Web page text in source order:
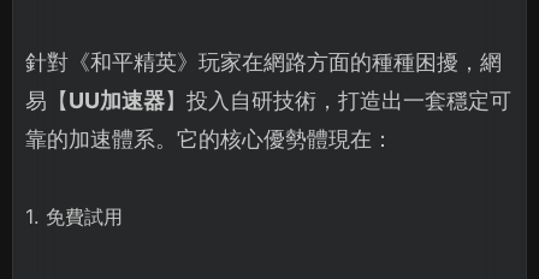
針對《和平精英》玩家在網路方面的種種困擾，網
易【UU加速器】投入自研技術，打造出一套穩定可
靠的加速體系。它的核心優勢體現在：
1. 免費試用